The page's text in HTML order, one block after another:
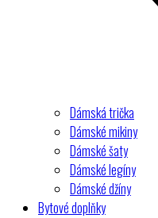
Dámská trička
Dámské mikiny
Dámské šaty
Dámské legíny
Dámské džíny
Bytové doplňky